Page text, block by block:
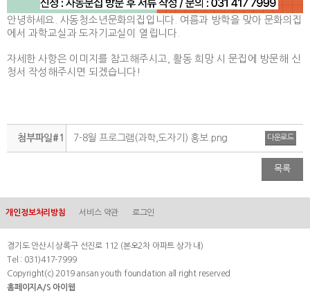
안녕하세요. 사동청소년문화의집입니다. 여름과 방학을 맞아 문화의집
에서 과학교실과 도자기교실이 열립니다.
자세한 사항은 이미지를 참고해주시고, 활동 희망 시 문집에 방문해 신
청서 작성해주시면 되겠습니다!
첨부파일#1 7-8월 프로그램(과학,도자기) 홍보.png 다운로드
목록
개인정보처리방침 서비스 약관 로그인
경기도 안산시 상록구 선진로 112 (본오2차 아파트 상가 내)
Tel : 031)417-7999
Copyright(c) 2019 ansan youth foundation all right reserved
홈페이지A/S 아이웹